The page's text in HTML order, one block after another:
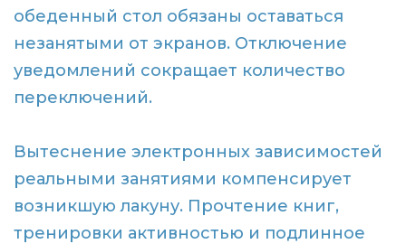
обеденный стол обязаны оставаться
незанятыми от экранов. Отключение
уведомлений сокращает количество
переключений.
Вытеснение электронных зависимостей
реальными занятиями компенсирует
возникшую лакуну. Прочтение книг,
тренировки активностью и подлинное